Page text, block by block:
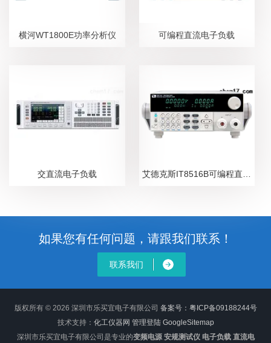
横河WT1800E功率分析仪 可编程直流电子负载
交直流电子负载
如果您有任何问题，请跟我们联系！
联系我们
版权所有 © 2026 深圳市乐买宜电子有限公司 备案号：粤ICP备09188244号
技术支持： 化工仪器网 管理登陆 GoogleSitemap
深圳市乐买宜电子有限公司是专业的变频电源 安规测试仪 电子负载 直流电